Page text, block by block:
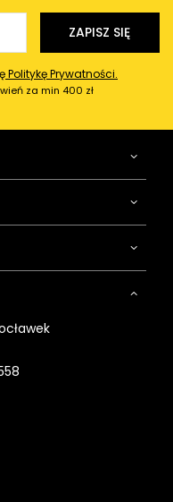
ZAPISZ SIĘ
Politykę Prywatności.
za min 400 zł